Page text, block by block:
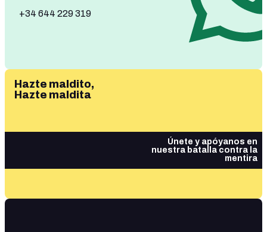
+34 644 229 319
Hazte maldito,
Hazte maldita
Únete y apóyanos en
nuestra batalla contra la
mentira